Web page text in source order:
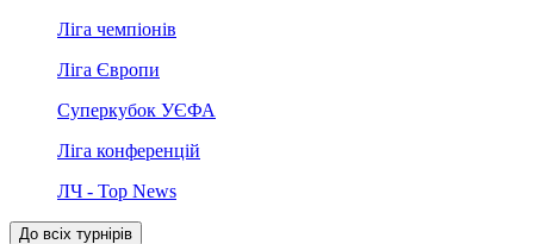
Ліга чемпіонів
Ліга Європи
Суперкубок УЄФА
Ліга конференцій
ЛЧ - Top News
До всіх турнірів